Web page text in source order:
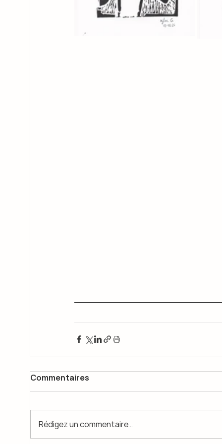
Commentaires
Rédigez un commentaire...